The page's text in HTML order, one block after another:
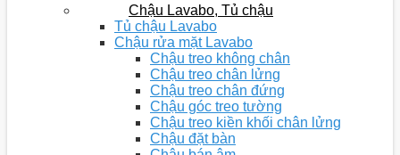
Chậu Lavabo, Tủ chậu
Tủ chậu Lavabo
Chậu rửa mặt Lavabo
Chậu treo không chân
Chậu treo chân lửng
Chậu treo chân đứng
Chậu góc treo tường
Chậu treo kiền khối chân lửng
Chậu đặt bàn